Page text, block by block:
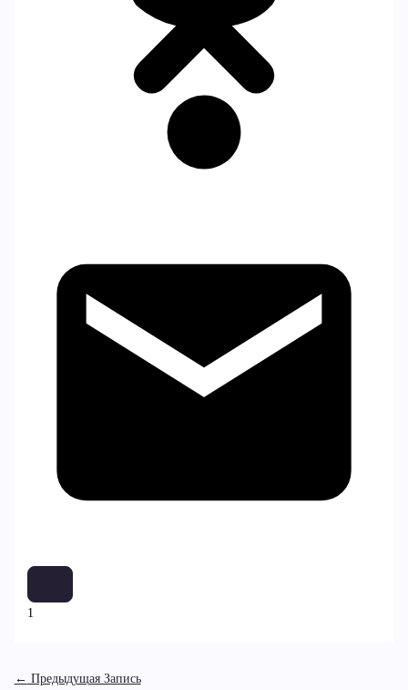
1
← Предыдущая Запись